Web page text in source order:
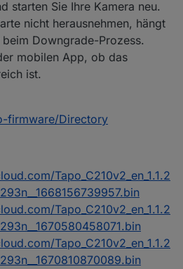
P110 haben die selben Einstellungen,
Netz, RPi ist ebenso im selben
erhalten reservierte IP vom DHCP,
uneingeschränkten Zugang ins
alle zeigen im Smartphone App
Werte an und sind erreichbar /
starten Sie Ihre Kamera neu.
nicht herausnehmen, hängt
Downgrade-Prozess.
mobilen App, ob das
ist.
firmware/Directory
Tapo_C210v2_en_1.1.2
Tapo_C210v2_en_1.1.2
Tapo_C210v2_en_1.1.2